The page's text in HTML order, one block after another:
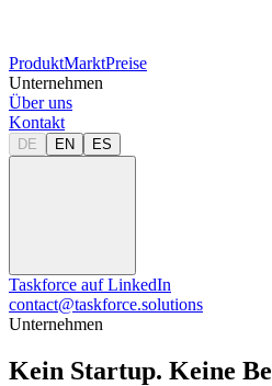
ProduktMarktPreise
Unternehmen
Über uns
Kontakt
DE EN ES
Taskforce auf LinkedIn
contact@taskforce.solutions
Unternehmen
Kein Startup. Keine